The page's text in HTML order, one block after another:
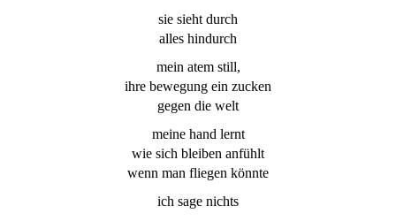
sie sieht durch
alles hindurch
mein atem still,
ihre bewegung ein zucken
gegen die welt
meine hand lernt
wie sich bleiben anfühlt
wenn man fliegen könnte
ich sage nichts